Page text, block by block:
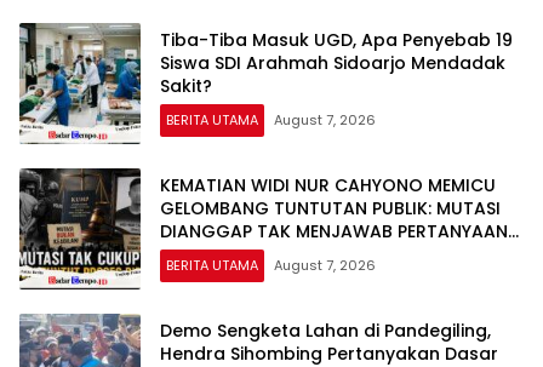
Tiba-Tiba Masuk UGD, Apa Penyebab 19
Siswa SDI Arahmah Sidoarjo Mendadak
Sakit?
BERITA UTAMA August 7, 2026
KEMATIAN WIDI NUR CAHYONO MEMICU
GELOMBANG TUNTUTAN PUBLIK: MUTASI
DIANGGAP TAK MENJAWAB PERTANYAAN
HUKUM, DESAKAN PROSES PIDANA
MENGUAT
BERITA UTAMA August 7, 2026
Demo Sengketa Lahan di Pandegiling,
Hendra Sihombing Pertanyakan Dasar